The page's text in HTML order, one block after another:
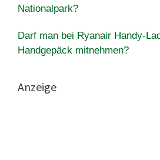
Nationalpark?
Darf man bei Ryanair Handy-
Handgepäck mitnehmen?
Anzeige